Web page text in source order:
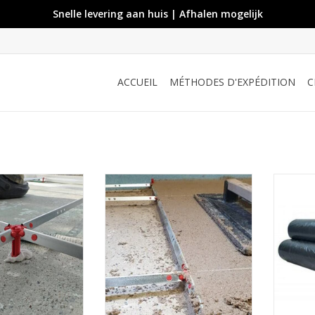
Snelle levering aan huis | Afhalen mogelijk
ACCUEIL MÉTHODES D'EXPÉDITION
adhérente et
autolissant
25 pc.)
AU PANIER
Pour chape adhérente et
ragréage autolissant
(par 8 pc.)
AJOUTER AU PANIER
non